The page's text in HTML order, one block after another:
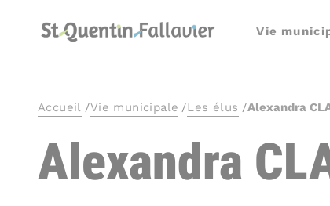
Vie
Accueil /Vie municipale /Les élus /Alexandra
Alexandra